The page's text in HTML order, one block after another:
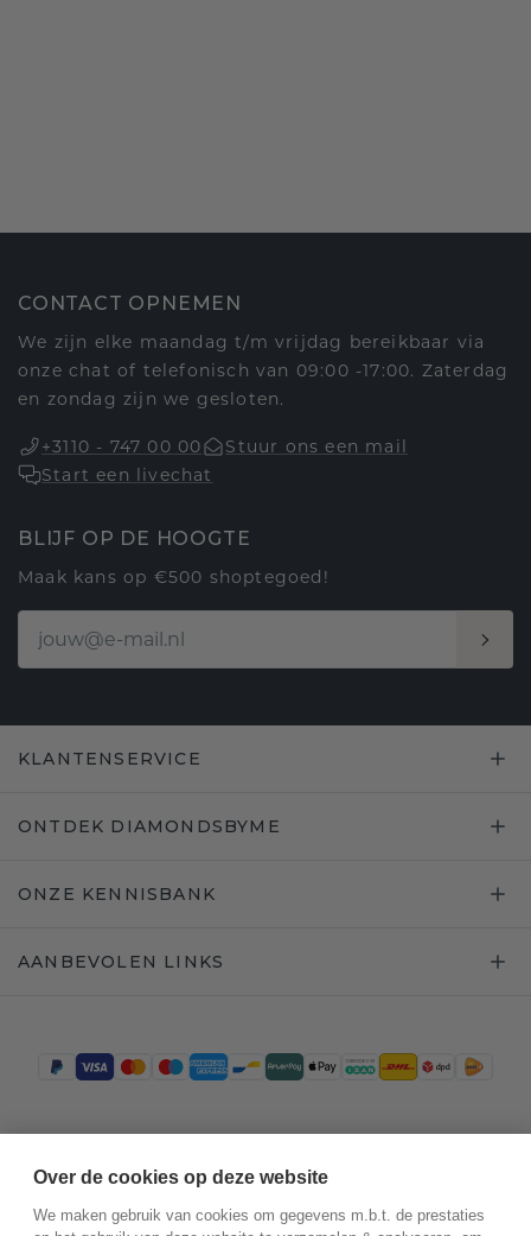
CONTACT OPNEMEN
We zijn elke maandag t/m vrijdag bereikbaar via
onze chat of telefonisch van 09:00 -17:00. Zaterdag
en zondag zijn we gesloten.
+3110 - 747 00 00
Stuur ons een mail
Start een livechat
BLIJF OP DE HOOGTE
Maak kans op €500 shoptegoed!
KLANTENSERVICE
ONTDEK DIAMONDSBYME
ONZE KENNISBANK
AANBEVOLEN LINKS
Over de cookies op deze website
We maken gebruik van cookies om gegevens m.b.t. de prestaties